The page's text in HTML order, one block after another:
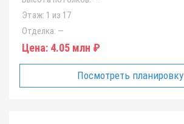
Этаж: 1 из 17
Отделка: —
Цена: 4.05 млн ₽
Посмотреть планировку